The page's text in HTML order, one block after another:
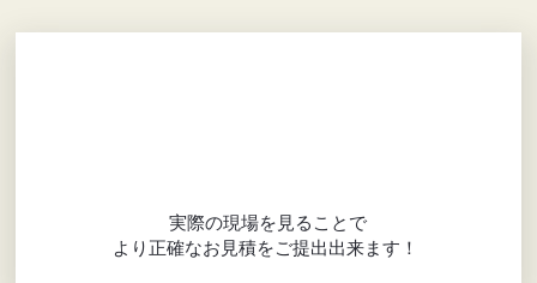
実際の現場を見ることで
より正確なお見積をご提出出来ます！